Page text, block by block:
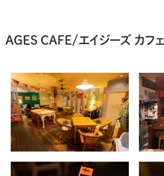
AGES CAFE/エイジーズ カフェ